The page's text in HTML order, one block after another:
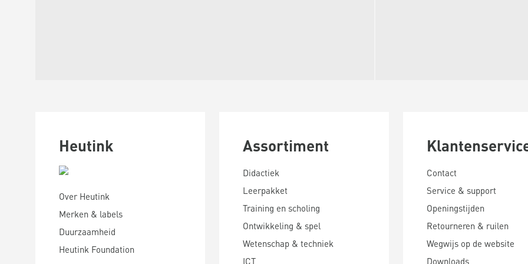
Heutink
Over Heutink
Merken & labels
Duurzaamheid
Heutink Foundation
Assortiment
Didactiek
Leerpakket
Training en scholing
Ontwikkeling & spel
Wetenschap & techniek
ICT
Contact
Service & support
Openingstijden
Retourneren & ruilen
Wegwijs op de website
Downloads